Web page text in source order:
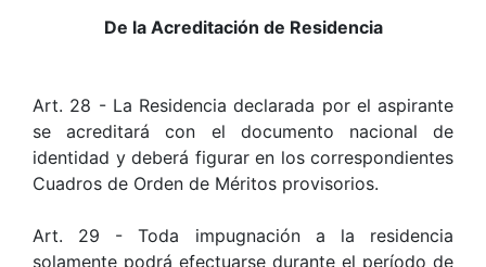
De la Acreditación de Residencia
Art. 28 - La Residencia declarada por el aspirante
se acreditará con el documento nacional de
identidad y deberá figurar en los correspondientes
Cuadros de Orden de Méritos provisorios.
Art. 29 - Toda impugnación a la residencia
solamente podrá efectuarse durante el período de